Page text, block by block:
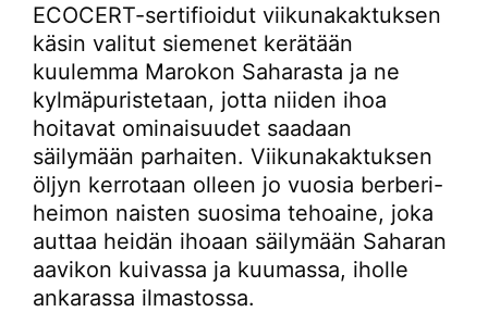
ECOCERT-sertifioidut viikunakaktuksen
käsin valitut siemenet kerätään
kuulemma Marokon Saharasta ja ne
kylmäpuristetaan, jotta niiden ihoa
hoitavat ominaisuudet saadaan
säilymään parhaiten. Viikunakaktuksen
öljyn kerrotaan olleen jo vuosia berberi-
heimon naisten suosima tehoaine, joka
auttaa heidän ihoaan säilymään Saharan
aavikon kuivassa ja kuumassa, iholle
ankarassa ilmastossa.